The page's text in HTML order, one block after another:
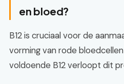
en bloed?
B12 is cruciaal voor de
vorming van rode
voldoende B12 verloopt dit